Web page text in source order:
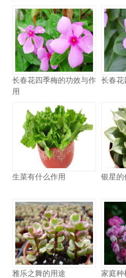
长春花四季梅的功效与作
用
长春花
生菜有什么作用 银星的
雅乐之舞的用途
家庭种